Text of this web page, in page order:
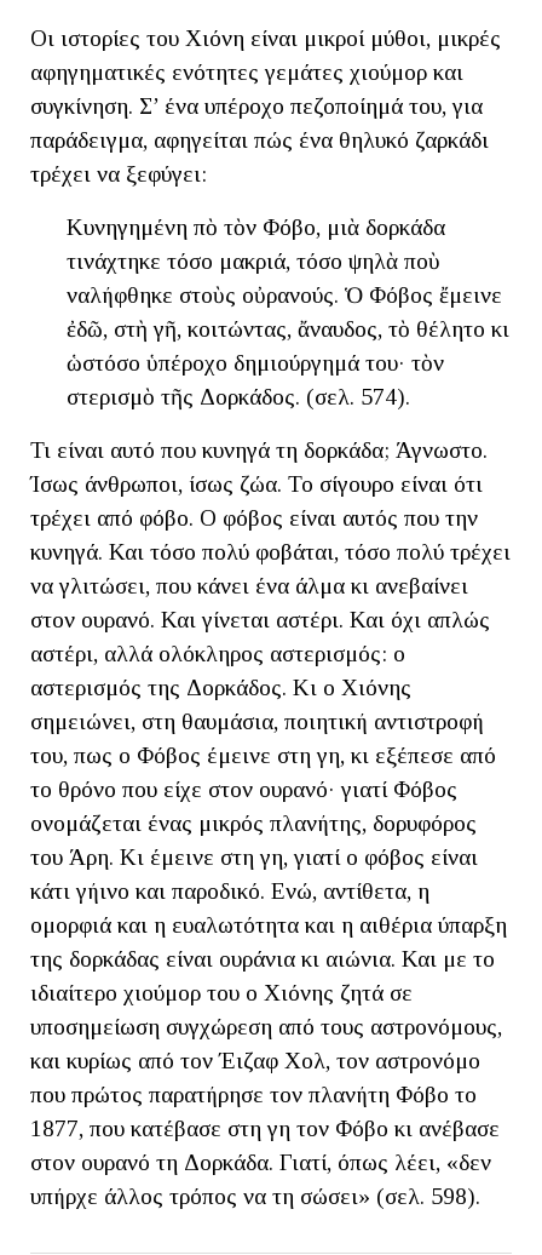
Οι ιστορίες του Χιόνη είναι μικροί μύθοι, μικρές
αφηγηματικές ενότητες γεμάτες χιούμορ και
συγκίνηση. Σ’ ένα υπέροχο πεζοποίημά του, για
παράδειγμα, αφηγείται πώς ένα θηλυκό ζαρκάδι
τρέχει να ξεφύγει:
Κυνηγημένη ἀπὸ τὸν Φόβο, μιὰ δορκάδα
τινάχτηκε τόσο μακριά, τόσο ψηλὰ ποὺ
ἀναλήφθηκε στοὺς οὐρανούς. Ὁ Φόβος ἔμεινε
ἐδῶ, στὴ γῆ, κοιτώντας, ἄναυδος, τὸ ἀθέλητο κι
ὡστόσο ὑπέροχο δημιούργημά του· τὸν
ἀστερισμὸ τῆς Δορκάδος. (σελ. 574).
Τι είναι αυτό που κυνηγά τη δορκάδα; Άγνωστο.
Ίσως άνθρωποι, ίσως ζώα. Το σίγουρο είναι ότι
τρέχει από φόβο. Ο φόβος είναι αυτός που την
κυνηγά. Και τόσο πολύ φοβάται, τόσο πολύ τρέχει
να γλιτώσει, που κάνει ένα άλμα κι ανεβαίνει
στον ουρανό. Και γίνεται αστέρι. Και όχι απλώς
αστέρι, αλλά ολόκληρος αστερισμός: ο
αστερισμός της Δορκάδος. Κι ο Χιόνης
σημειώνει, στη θαυμάσια, ποιητική αντιστροφή
του, πως ο Φόβος έμεινε στη γη, κι εξέπεσε από
το θρόνο που είχε στον ουρανό· γιατί Φόβος
ονομάζεται ένας μικρός πλανήτης, δορυφόρος
του Άρη. Κι έμεινε στη γη, γιατί ο φόβος είναι
κάτι γήινο και παροδικό. Ενώ, αντίθετα, η
ομορφιά και η ευαλωτότητα και η αιθέρια ύπαρξη
της δορκάδας είναι ουράνια κι αιώνια. Και με το
ιδιαίτερο χιούμορ του ο Χιόνης ζητά σε
υποσημείωση συγχώρεση από τους αστρονόμους,
και κυρίως από τον Έιζαφ Χολ, τον αστρονόμο
που πρώτος παρατήρησε τον πλανήτη Φόβο το
1877, που κατέβασε στη γη τον Φόβο κι ανέβασε
στον ουρανό τη Δορκάδα. Γιατί, όπως λέει, «δεν
υπήρχε άλλος τρόπος να τη σώσει» (σελ. 598).